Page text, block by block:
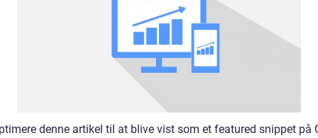
denne artikel til at blive vist som et featured snippet på